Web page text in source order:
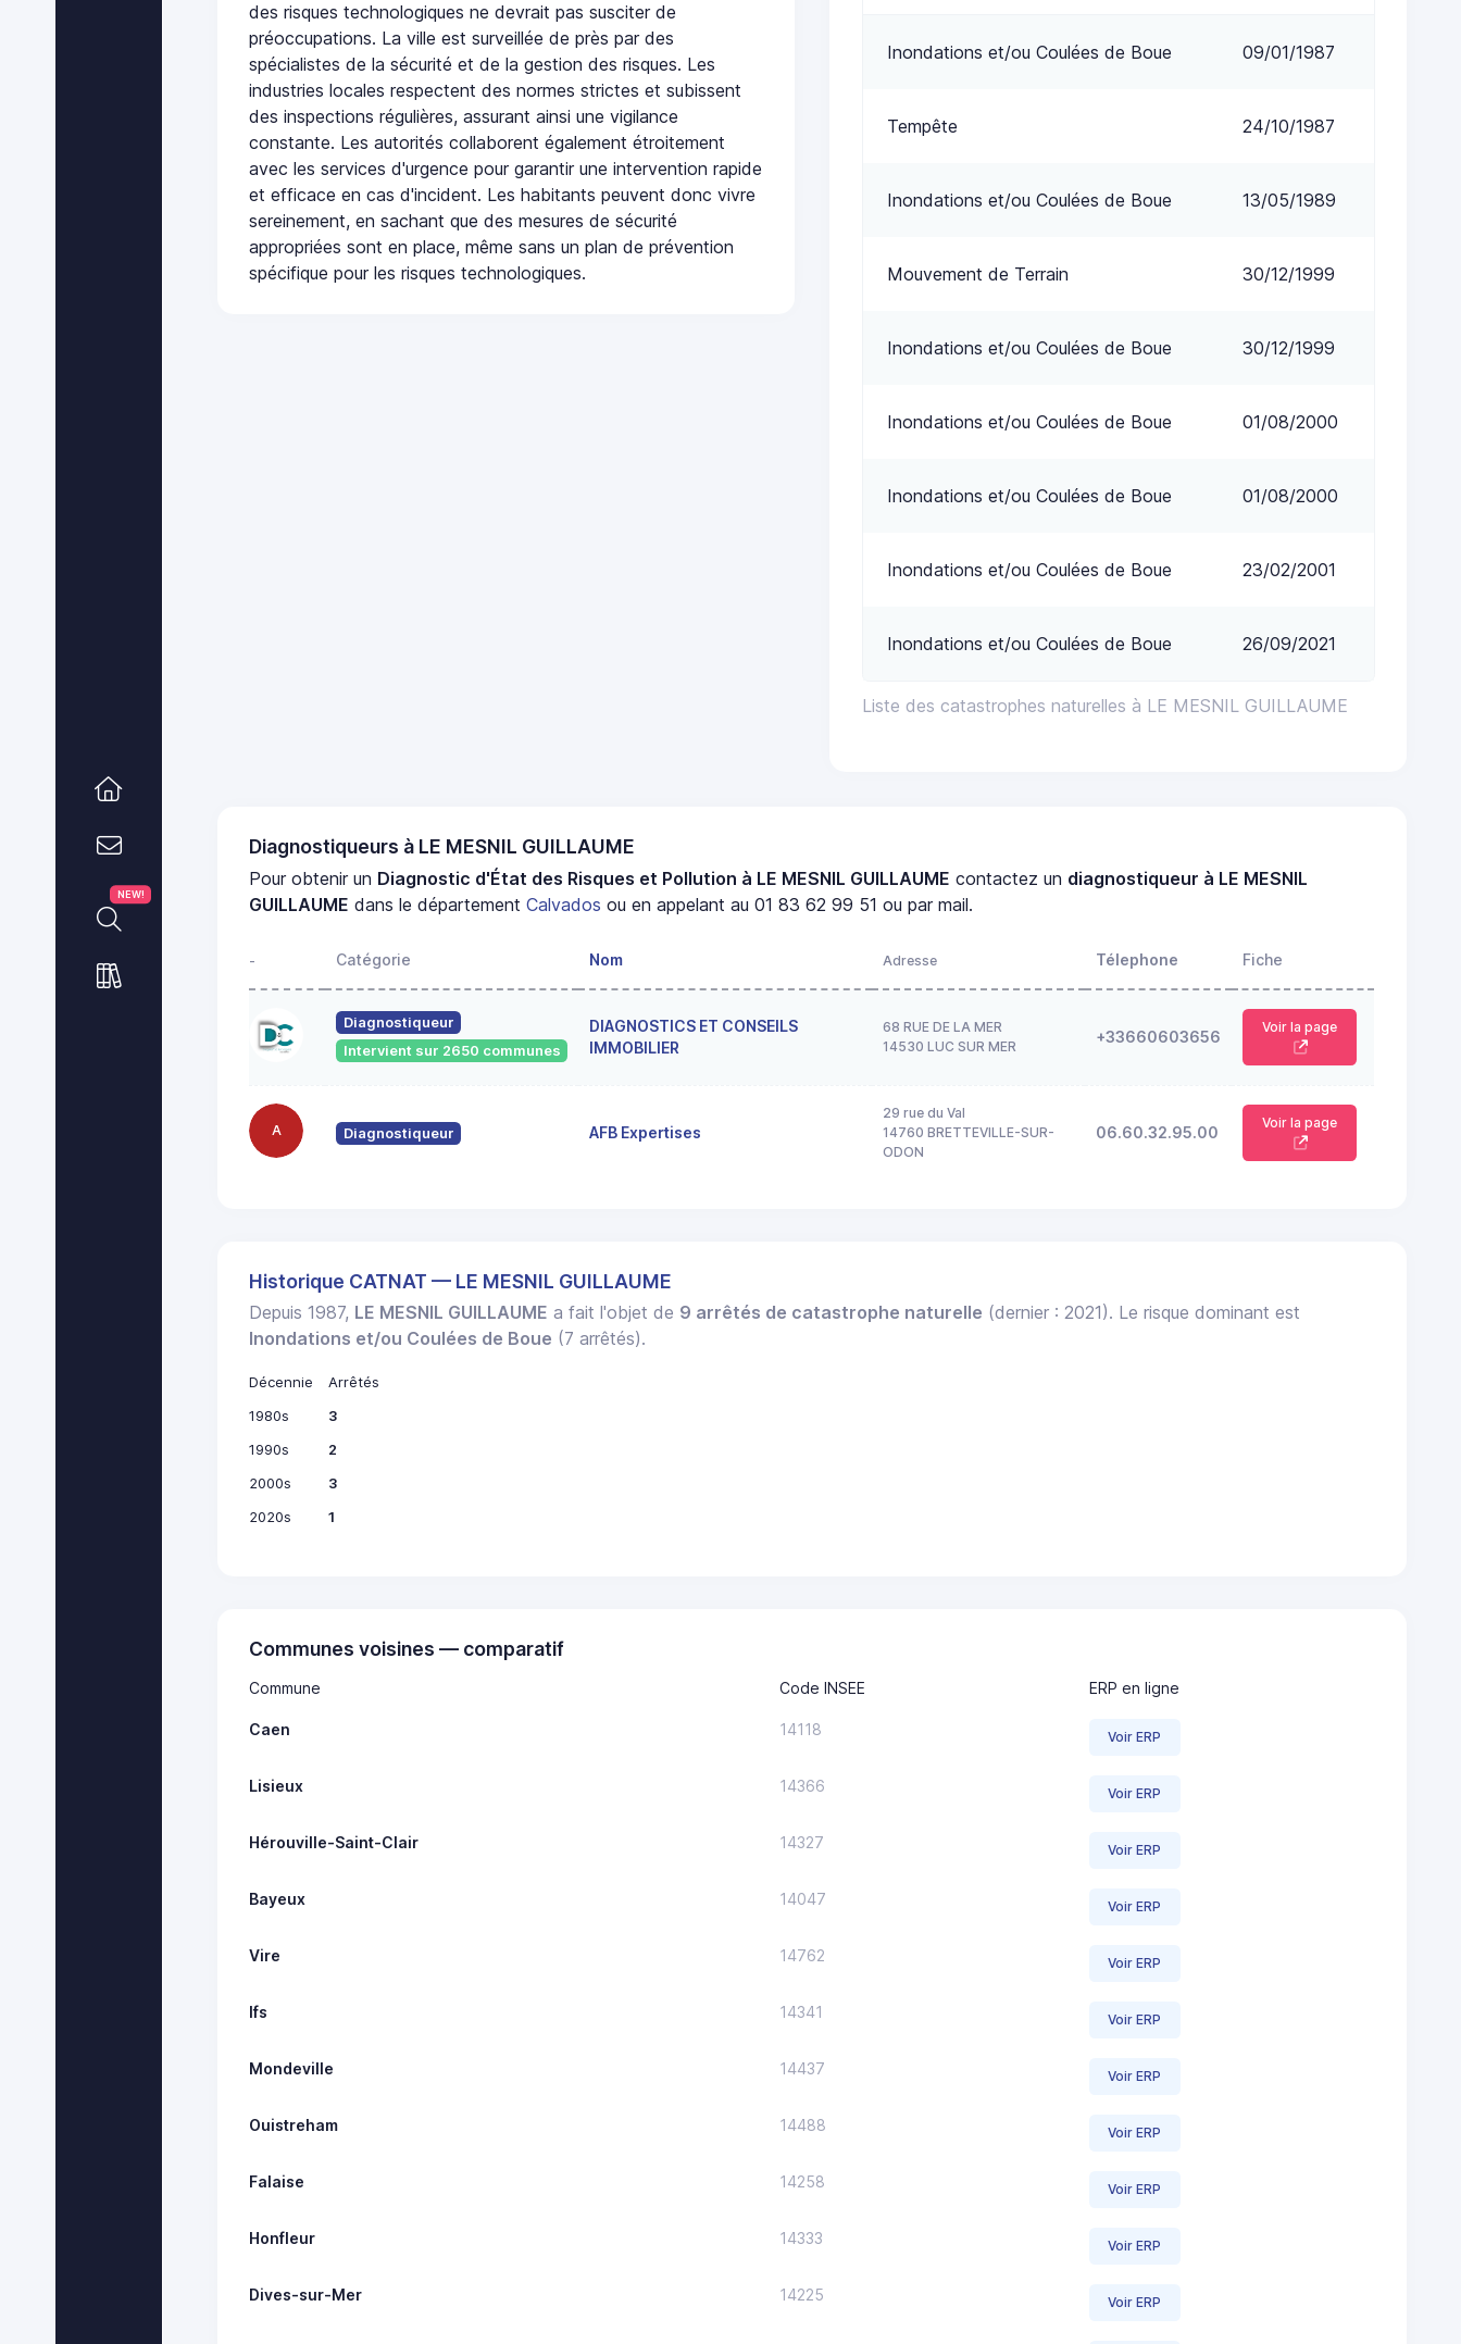
NEW!
des risques technologiques ne devrait pas susciter de
préoccupations. La ville est surveillée de près par des
spécialistes de la sécurité et de la gestion des risques. Les
industries locales respectent des normes strictes et subissent
des inspections régulières, assurant ainsi une vigilance
constante. Les autorités collaborent également étroitement
avec les services d'urgence pour garantir une intervention rapide
et efficace en cas d'incident. Les habitants peuvent donc vivre
sereinement, en sachant que des mesures de sécurité
appropriées sont en place, même sans un plan de prévention
spécifique pour les risques technologiques.
Liste des catastrophes naturelles à LE MESNIL GUILLAUME
Inondations et/ou Coulées de Boue 09/01/1987
Tempête 24/10/1987
Inondations et/ou Coulées de Boue 13/05/1989
Mouvement de Terrain 30/12/1999
Inondations et/ou Coulées de Boue 30/12/1999
Inondations et/ou Coulées de Boue 01/08/2000
Inondations et/ou Coulées de Boue 01/08/2000
Inondations et/ou Coulées de Boue 23/02/2001
Inondations et/ou Coulées de Boue 26/09/2021
Diagnostiqueurs à LE MESNIL GUILLAUME
Pour obtenir un Diagnostic d'État des Risques et Pollution à LE MESNIL GUILLAUME contactez un diagnostiqueur à LE MESNIL
GUILLAUME dans le départementCalvados ou en appelant au 01 83 62 99 51 ou par mail.
- Catégorie Nom Adresse Télephone Fiche
Diagnostiqueur
Intervient sur 2650 communes
DIAGNOSTICS ET CONSEILS
IMMOBILIER
68 RUE DE LA MER
14530 LUC SUR MER
+33660603656
Voir la page
A Diagnostiqueur AFB Expertises
29 rue du Val
14760 BRETTEVILLE-SUR-
ODON
06.60.32.95.00
Voir la page
Historique CATNAT — LE MESNIL GUILLAUME
Depuis 1987, LE MESNIL GUILLAUME a fait l'objet de 9 arrêtés de catastrophe naturelle (dernier : 2021). Le risque dominant est
Inondations et/ou Coulées de Boue (7 arrêtés).
Décennie
Arrêtés
1980s
3
1990s
2
2000s
3
2020s
1
Communes voisines — comparatif
Commune Code INSEE ERP en ligne
Caen 14118 Voir ERP
Lisieux 14366 Voir ERP
Hérouville-Saint-Clair 14327 Voir ERP
Bayeux 14047 Voir ERP
Vire 14762 Voir ERP
Ifs 14341 Voir ERP
Mondeville 14437 Voir ERP
Ouistreham 14488 Voir ERP
Falaise 14258 Voir ERP
Honfleur 14333 Voir ERP
Dives-sur-Mer 14225 Voir ERP